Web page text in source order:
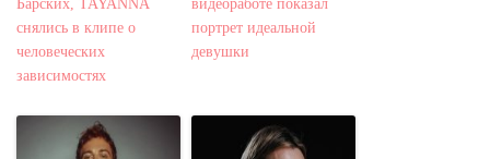
Барских, TAYANNA
снялись в клипе о
человеческих
зависимостях
видеоработе показал
портрет идеальной
девушки